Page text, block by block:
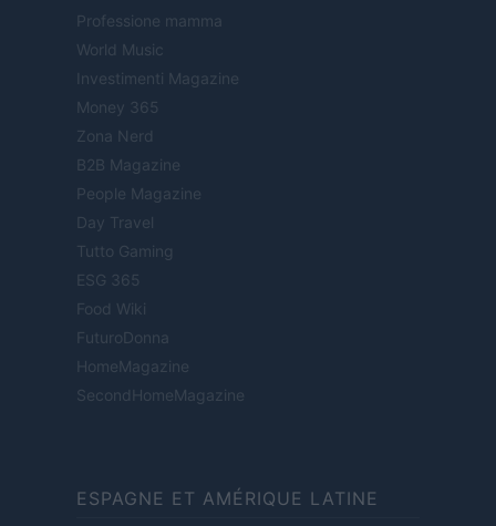
Professione mamma
World Music
Investimenti Magazine
Money 365
Zona Nerd
B2B Magazine
People Magazine
Day Travel
Tutto Gaming
ESG 365
Food Wiki
FuturoDonna
HomeMagazine
SecondHomeMagazine
ESPAGNE ET AMÉRIQUE LATINE